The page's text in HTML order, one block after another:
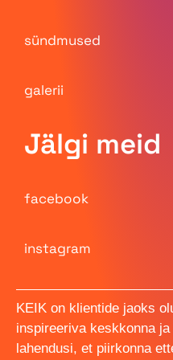
sündmused
galerii
Jälgi meid
facebook
instagram
KEIK on klientide jaoks
inspireeriva keskkonna
lahendusi, et piirkonna